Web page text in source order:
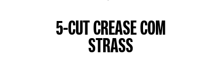
5-CUT CREASE COM
STRASS